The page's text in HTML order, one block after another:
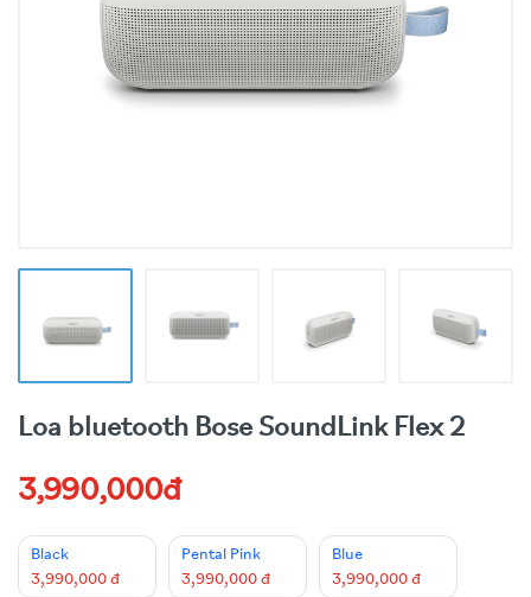
Loa bluetooth Bose SoundLink Flex 2
3,990,000đ
Black
3,990,000 đ
Pental Pink
3,990,000 đ
Blue
3,990,000 đ